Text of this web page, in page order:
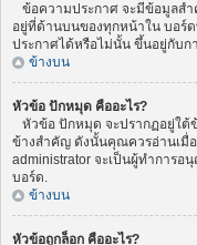
ข้อความประกาศ จะมีข้อมูลส
อยู่ที่ด้านบนของทุกหน้าใน บอร์
ประกาศได้หรือไม่นั้น ขึ้นอยู่กับก
ข้างบน
หัวข้อ ปักหมุด คืออะไร?
หัวข้อ ปักหมุด จะปรากฏอยู่ใต้
ข้างสำคัญ ดังนั้นคุณควรอ่านเมื่
administrator จะเป็นผู้ทำการ
บอร์ด.
ข้างบน
หัวข้อถูกล็อก คืออะไร?